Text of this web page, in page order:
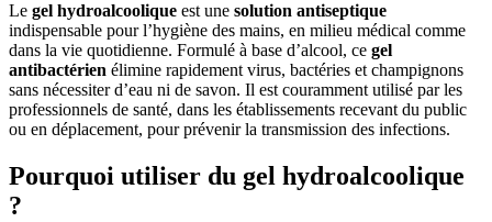
Le gel hydroalcoolique est une solution antiseptique
indispensable pour l’hygiène des mains, en milieu médical comme
dans la vie quotidienne. Formulé à base d’alcool, ce gel
antibactérien élimine rapidement virus, bactéries et champignons
sans nécessiter d’eau ni de savon. Il est couramment utilisé par les
professionnels de santé, dans les établissements recevant du public
ou en déplacement, pour prévenir la transmission des infections.
Pourquoi utiliser du gel hydroalcoolique
?